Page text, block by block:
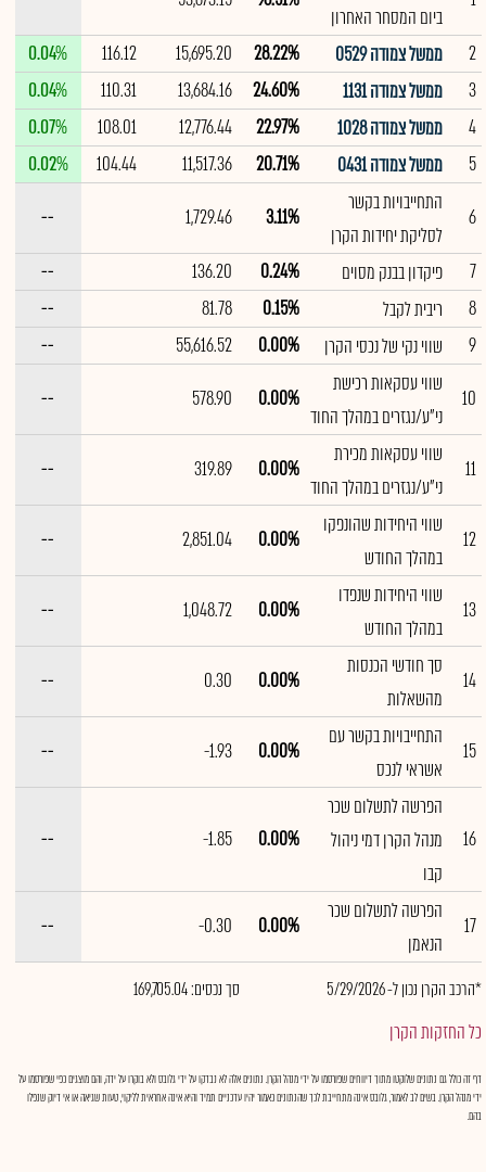
ביום המסחר האחרון
2
ממשל צמודה 0529 28.22%
15,695.20
116.12
0.04%
3
ממשל צמודה 1131 24.60%
13,684.16
110.31
0.04%
4
ממשל צמודה 1028 22.97%
12,776.44
108.01
0.07%
5
ממשל צמודה 0431 20.71%
11,517.36
104.44
0.02%
6
התחייבויות בקשר
לסליקת יחידות הקרן
3.11%
1,729.46
--
7
פיקדון בבנק מסוים 0.24%
136.20
--
8
ריבית לקבל 0.15%
81.78
--
9
שווי נקי של נכסי הקרן 0.00%
55,616.52
--
10
שווי עסקאות רכישת
ני"ע/נגזרים במהלך החוד
0.00%
578.90
--
11
שווי עסקאות מכירת
ני"ע/נגזרים במהלך החוד
0.00%
319.89
--
12
שווי היחידות שהונפקו
במהלך החודש
0.00%
2,851.04
--
13
שווי היחידות שנפדו
במהלך החודש
0.00%
1,048.72
--
14
סך חודשי הכנסות
מהשאלות
0.00%
0.30
--
15
התחייבויות בקשר עם
אשראי לנכס
0.00%
-1.93
--
16
הפרשה לתשלום שכר
מנהל הקרן דמי ניהול
קבו
0.00%
-1.85
--
17
הפרשה לתשלום שכר
הנאמן
0.00%
-0.30
--
*הרכב הקרן נכון ל- 5/29/2026 סך נכסים: 169,705.04
כל החזקות הקרן
דף זה כולל גם נתונים שלוקטו מתוך דיווחים שפורסמו על ידי מנהל הקרן. נתונים אלה לא נבדקו על ידי גלובס ולא בוקרו על ידה, והם מוצגים כפי שפורסמו על
ידי מנהל הקרן. בשים לב לאמור, גלובס אינה מתחייבת לכך שהנתונים כאמור יהיו עדכניים תמיד והיא אינה אחראית לליקוי, טעות שגיאה או אי דיוק שנפלו
בהם.